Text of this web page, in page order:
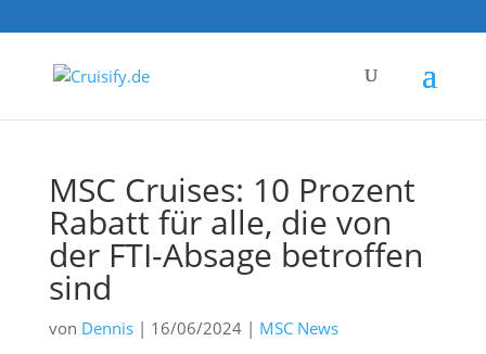
MSC Cruises: 10 Prozent
Rabatt für alle, die von
der FTI-Absage betroffen
sind
von Dennis| 16/06/2024| MSC News